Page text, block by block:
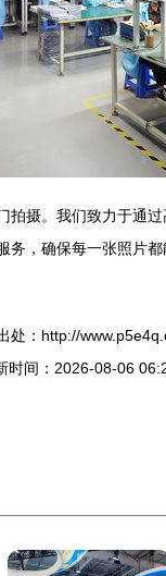
摄。我们致力于通
，确保每一张照片
处：http://
时间：2026-08-06